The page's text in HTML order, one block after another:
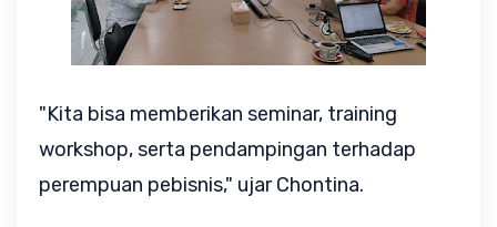
"Kita bisa memberikan seminar, training
workshop, serta pendampingan terhadap
perempuan pebisnis," ujar Chontina.